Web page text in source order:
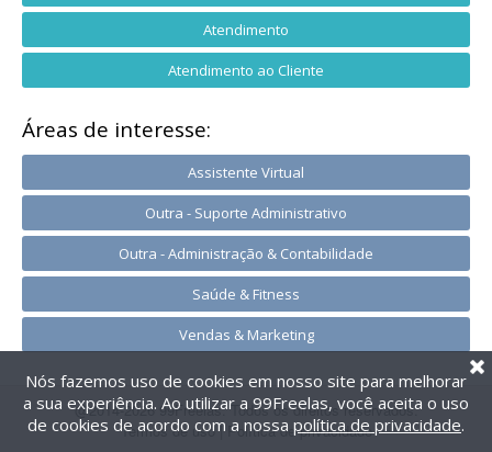
Atendimento
Atendimento ao Cliente
Áreas de interesse:
Assistente Virtual
Outra - Suporte Administrativo
Outra - Administração & Contabilidade
Saúde & Fitness
Vendas & Marketing
@2014-2026 99Freelas. Todos os direitos reservados.
Termos de uso| Política de privacidade
Nós fazemos uso de cookies em nosso site para melhorar
a sua experiência. Ao utilizar a 99Freelas, você aceita o uso
de cookies de acordo com a nossa política de privacidade.